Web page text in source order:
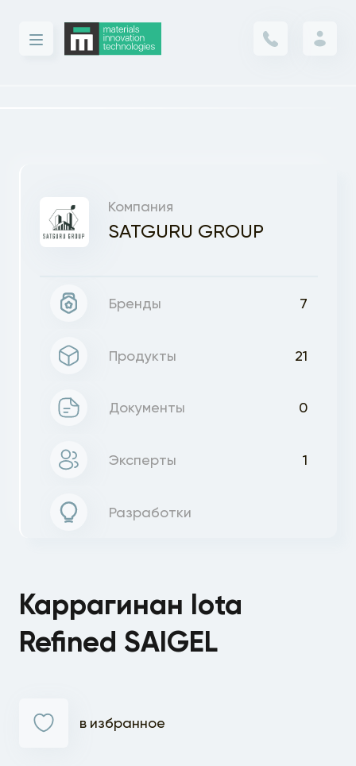
Компания
SATGURU GROUP
Бренды 7
Продукты 21
Документы 0
Эксперты 1
Разработки
Каррагинан Iota
Refined SAIGEL
в избранное